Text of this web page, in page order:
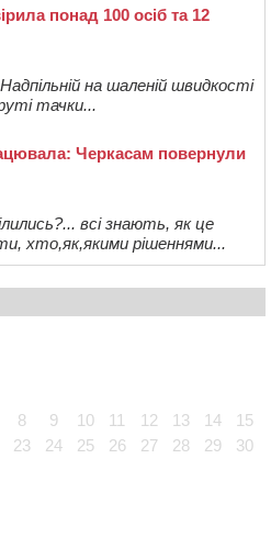
понад 100 осіб та 12
на шаленій швидкості
тачки...
Черкасам повернули
всі знають, як це
хто,як,якими рішеннями...
8 9 10 11 12 13 14
15
23 24 25 26 27 28 29
30